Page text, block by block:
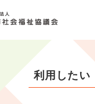
利用したい